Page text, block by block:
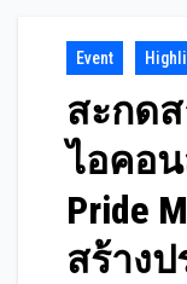
Event
สะกด
ไอคอ
Pride
สร้าง